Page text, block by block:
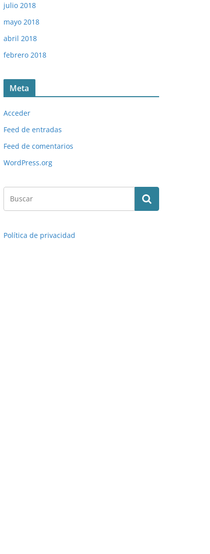
julio 2018
mayo 2018
abril 2018
febrero 2018
Meta
Acceder
Feed de entradas
Feed de comentarios
WordPress.org
Política de privacidad